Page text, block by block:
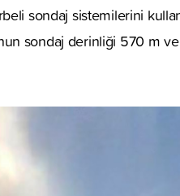
sondaj sistemilerini
sondaj derinliği 570 m